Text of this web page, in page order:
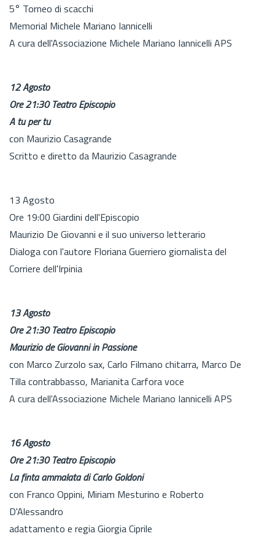
5° Torneo di scacchi
Memorial Michele Mariano Iannicelli
A cura dell'Associazione Michele Mariano Iannicelli APS
12 Agosto
Ore 21:30 Teatro Episcopio
A tu per tu
con Maurizio Casagrande
Scritto e diretto da Maurizio Casagrande
13 Agosto
Ore 19:00 Giardini dell'Episcopio
Maurizio De Giovanni e il suo universo letterario
Dialoga con l'autore Floriana Guerriero giornalista del
Corriere dell'Irpinia
13 Agosto
Ore 21:30 Teatro Episcopio
Maurizio de Giovanni in Passione
con Marco Zurzolo sax, Carlo Filmano chitarra, Marco De
Tilla contrabbasso, Marianita Carfora voce
A cura dell'Associazione Michele Mariano Iannicelli APS
16 Agosto
Ore 21:30 Teatro Episcopio
La finta ammalata di Carlo Goldoni
con Franco Oppini, Miriam Mesturino e Roberto
D'Alessandro
adattamento e regia Giorgia Ciprile